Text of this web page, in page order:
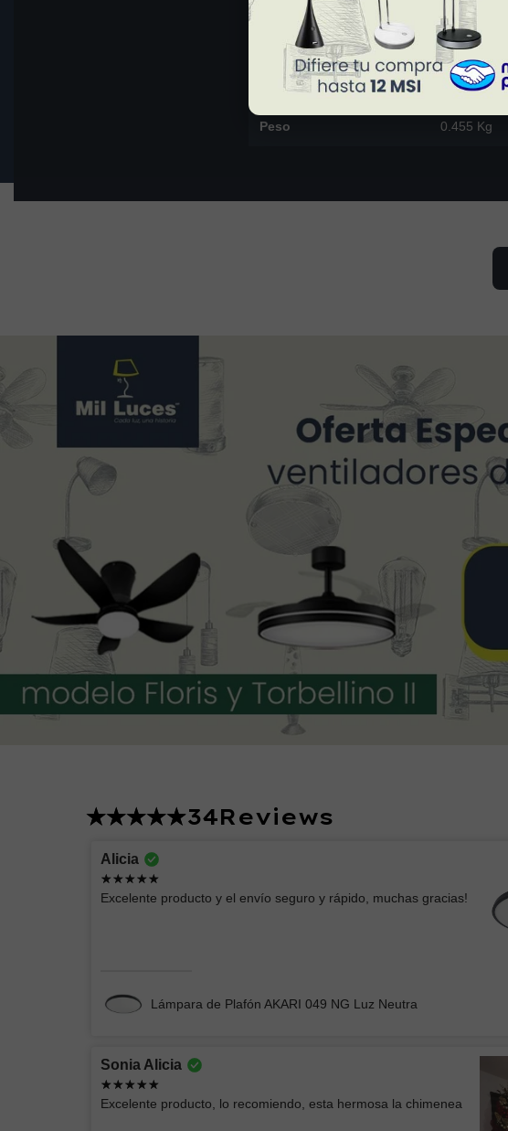
Blanco
Acabado Mate
Dimensiones 12.5 cm
Peso 0.455 Kg
34Reviews
Alicia
Excelente producto y el envío seguro y rápido, muchas gracias!
Lámpara de Plafón AKARI 049 NG Luz Neutra
Sonia Alicia
Excelente producto, lo recomiendo, esta hermosa la chimenea
Lucero
Ya había
parecen
rápido y clara
Andrey Moises